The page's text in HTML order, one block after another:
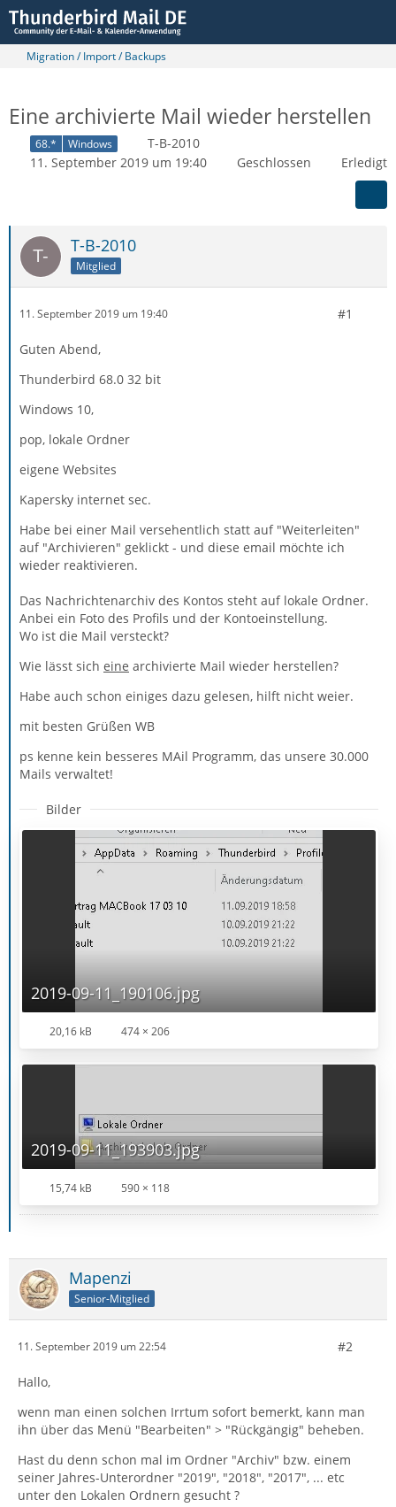
Migration / Import / Backups
Eine archivierte Mail wieder herstellen
68.* Windows
T-B-2010
11. September 2019 um 19:40
Geschlossen Erledigt
T-B-2010
Mitglied
11. September 2019 um 19:40 #1
Guten Abend,
Thunderbird 68.0 32 bit
Windows 10,
pop, lokale Ordner
eigene Websites
Kapersky internet sec.
Habe bei einer Mail versehentlich statt auf "Weiterleiten"
auf "Archivieren" geklickt - und diese email möchte ich
wieder reaktivieren.
Das Nachrichtenarchiv des Kontos steht auf lokale Ordner.
Anbei ein Foto des Profils und der Kontoeinstellung.
Wo ist die Mail versteckt?
Wie lässt sich eine archivierte Mail wieder herstellen?
Habe auch schon einiges dazu gelesen, hilft nicht weier.
mit besten Grüßen WB
ps kenne kein besseres MAil Programm, das unsere 30.000
Mails verwaltet!
Bilder
2019-09-11_190106.jpg
20,16 kB 474 × 206
2019-09-11_193903.jpg
15,74 kB 590 × 118
Mapenzi
Senior-Mitglied
11. September 2019 um 22:54 #2
Hallo,
wenn man einen solchen Irrtum sofort bemerkt, kann man
ihn über das Menü "Bearbeiten" > "Rückgängig" beheben.
Hast du denn schon mal im Ordner "Archiv" bzw. einem
seiner Jahres-Unterordner "2019", "2018", "2017", ... etc
unter den Lokalen Ordnern gesucht ?